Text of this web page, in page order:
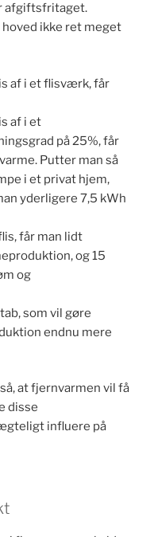
afgiftsfritaget.
ikke ret meget
af i et flisværk, får
af i et
på 25%, får
Putter man så
i et privat hjem,
yderligere 7,5 kWh
får man lidt
og 15
og
som vil gøre
endnu mere
at fjernvarmen vil få
disse
influere på